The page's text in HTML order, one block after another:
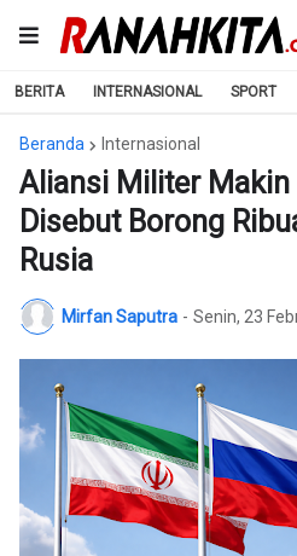
BERITA INTERNASIONAL SPORT
Beranda Internasional
Aliansi Militer Makin
Disebut Borong
Rusia
Mirfan Saputra - Senin, 23